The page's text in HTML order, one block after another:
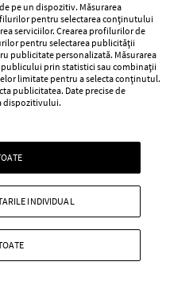
Politica de
confidențialitate
Politica de cookies
Publicitate
pe un dispozitiv. Măsurarea
pentru selectarea conținutului
serviciilor. Crearea profilurilor de
pentru selectarea publicității
publicitate personalizată. Măsurarea
prin statistici sau combinații
limitate pentru a selecta conținutul.
publicitatea. Date precise de
dispozitivului.
INDIVIDUAL